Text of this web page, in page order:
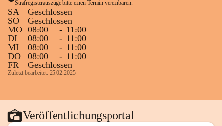
Strafregisterauszüge bitte einen Termin vereinbaren.
SA
Geschlossen
SO
Geschlossen
MO 08:00 - 11:00
DI
08:00 - 11:00
MI
08:00 - 11:00
DO
08:00 - 11:00
FR
Geschlossen
Zuletzt bearbeitet: 25.02.2025
Veröffentlichungsportal